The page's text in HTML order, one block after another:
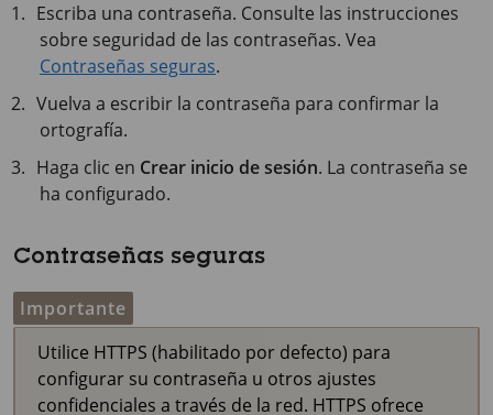
Escriba una contraseña. Consulte las instrucciones
sobre seguridad de las contraseñas. Vea
Contraseñas seguras.
Vuelva a escribir la contraseña para confirmar la
ortografía.
Haga clic en Crear inicio de sesión. La contraseña se
ha configurado.
Contraseñas seguras
Importante
Utilice HTTPS (habilitado por defecto) para
configurar su contraseña u otros ajustes
confidenciales a través de la red. HTTPS ofrece